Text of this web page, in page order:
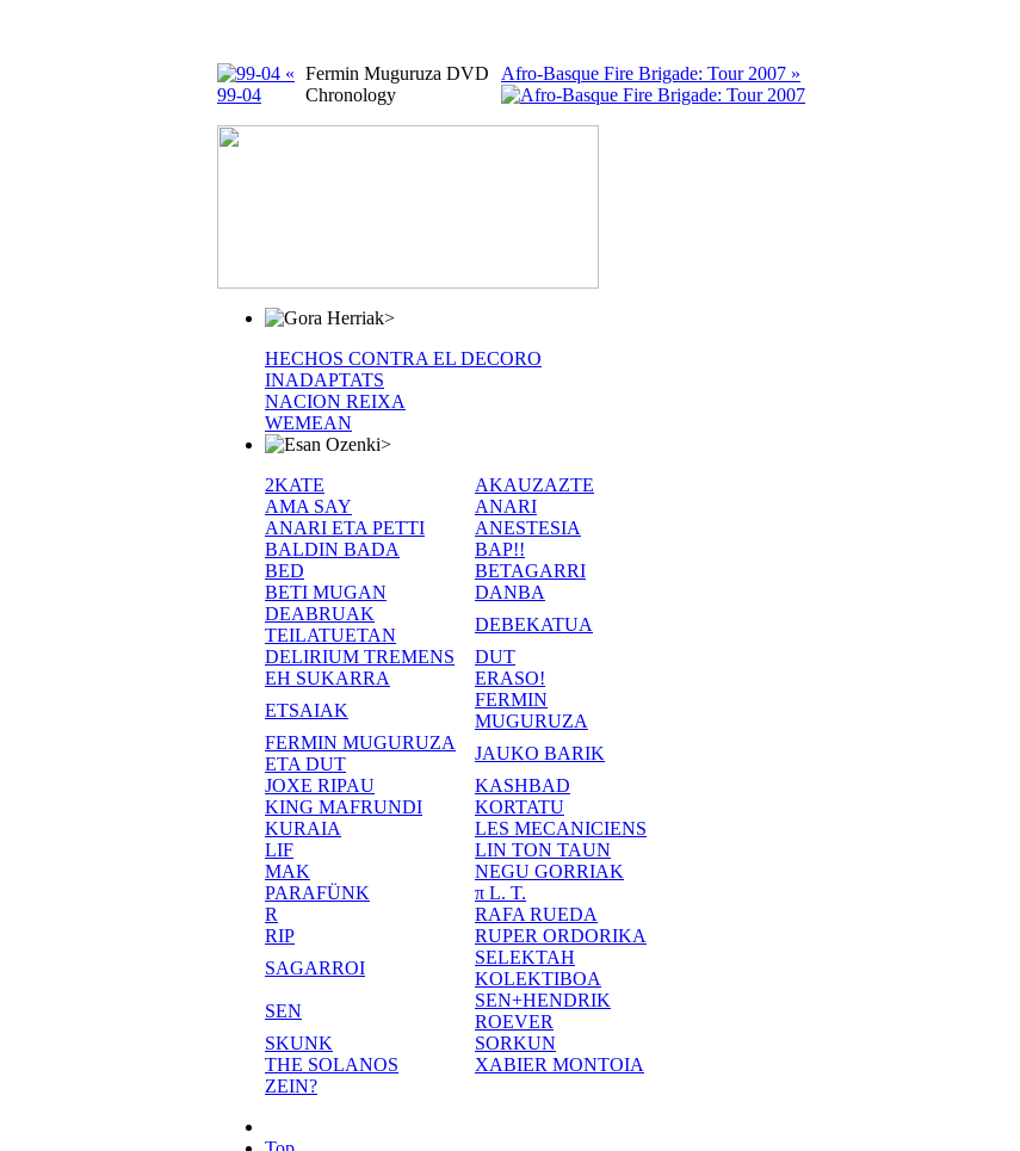
«
99-04
Fermin Muguruza DVD
Chronology
Afro-Basque Fire Brigade: Tour 2007 »
>
HECHOS CONTRA EL DECORO
INADAPTATS
NACION REIXA
WEMEAN
>
2KATE
AKAUZAZTE
AMA SAY
ANARI
ANARI ETA PETTI
ANESTESIA
BALDIN BADA
BAP!!
BED
BETAGARRI
BETI MUGAN
DANBA
DEABRUAK
TEILATUETAN
DEBEKATUA
DELIRIUM TREMENS
DUT
EH SUKARRA
ERASO!
ETSAIAK
FERMIN
MUGURUZA
FERMIN MUGURUZA
ETA DUT
JAUKO BARIK
JOXE RIPAU
KASHBAD
KING MAFRUNDI
KORTATU
KURAIA
LES MECANICIENS
LIF
LIN TON TAUN
MAK
NEGU GORRIAK
PARAFÜNK
π L. T.
R
RAFA RUEDA
RIP
RUPER ORDORIKA
SAGARROI
SELEKTAH
KOLEKTIBOA
SEN
SEN+HENDRIK
ROEVER
SKUNK
SORKUN
THE SOLANOS
XABIER MONTOIA
ZEIN?